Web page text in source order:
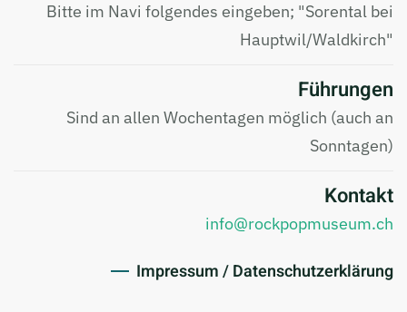
Bitte im Navi folgendes eingeben; "Sorental bei
Hauptwil/Waldkirch"
Führungen
Sind an allen Wochentagen möglich (auch an
Sonntagen)
Kontakt
info@rockpopmuseum.ch
Impressum / Datenschutzerklärung